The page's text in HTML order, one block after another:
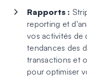
Rapports :
reporting et
vos activités de
tendances des
transactions et
pour optimiser